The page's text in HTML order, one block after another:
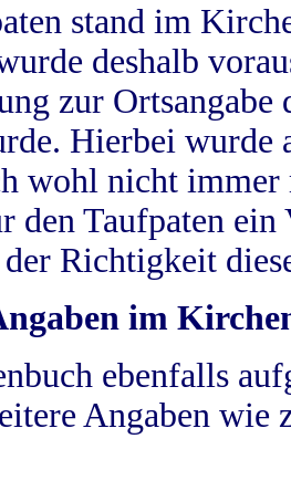
stand im
deshalb
zur
Hierbei wurde
wohl nicht
den Taufpaten
Richtigkeit
im
ebenfalls
Angaben wie